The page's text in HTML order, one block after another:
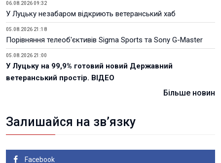
06.08.2026 09:32
У Луцьку незабаром відкриють ветеранський хаб
05.08.2026 21:18
Порівняння телеоб'єктивів Sigma Sports та Sony G-Master
05.08.2026 21:00
У Луцьку на 99,9% готовий новий Державний
ветеранський простір. ВІДЕО
Більше новин
Залишайся на зв’язку
Facebook